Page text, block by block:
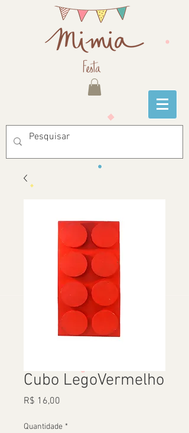
Cubo LegoVermelho
R$ 16,00
Quantidade *